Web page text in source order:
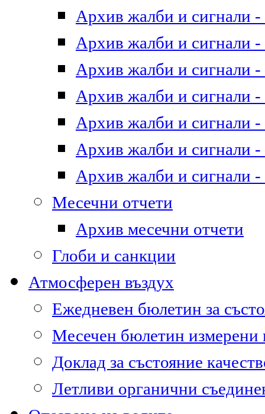
Архив жалби и сигнали -
Архив жалби и сигнали -
Архив жалби и сигнали -
Архив жалби и сигнали -
Архив жалби и сигнали -
Архив жалби и сигнали -
Архив жалби и сигнали -
Месечни отчети
Архив месечни отчети
Глоби и санкции
Атмосферен въздух
Ежедневен бюлетин за
Месечен бюлетин
Доклад за състояние
Летливи органични